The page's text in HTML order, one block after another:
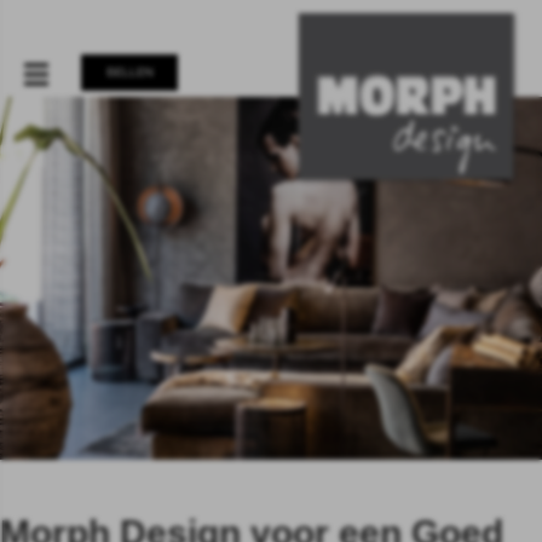
BELLEN
Morph Design voor een Goed